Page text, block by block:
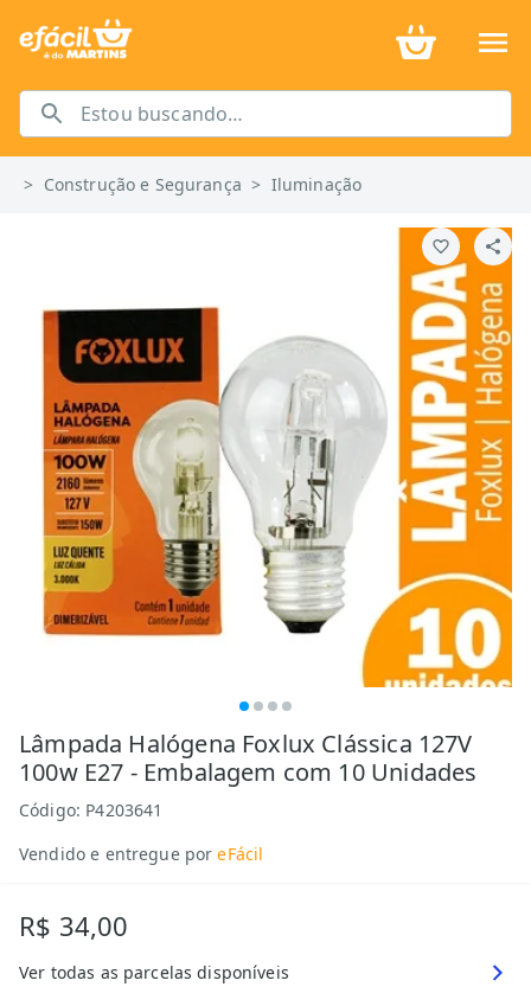
> Construção e Segurança > Iluminação
Lâmpada Halógena Foxlux Clássica 127V
100w E27 - Embalagem com 10 Unidades
Código: P4203641
Vendido e entregue por eFácil
R$ 34,00
Ver todas as parcelas disponíveis